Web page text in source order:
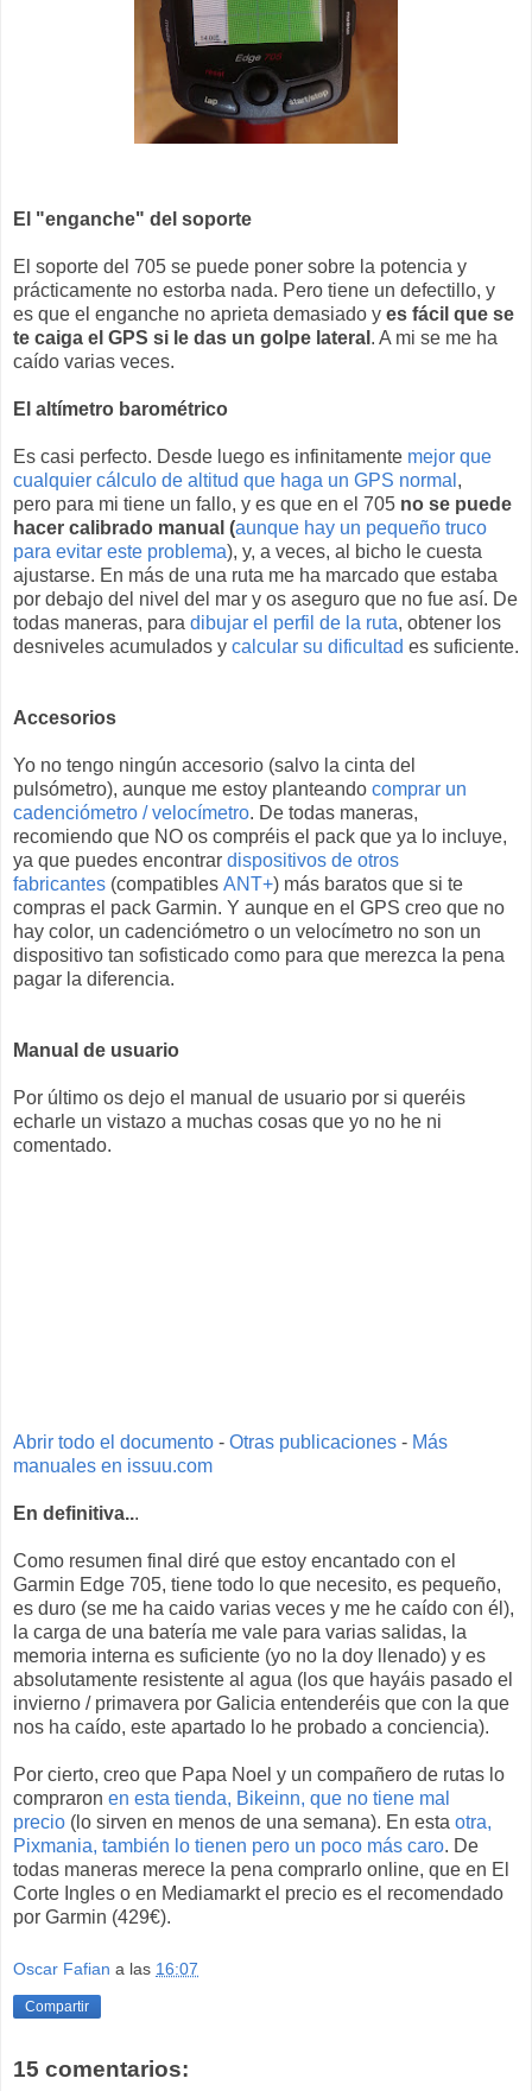
El "enganche" del soporte
El soporte del 705 se puede poner sobre la potencia y
prácticamente no estorba nada. Pero tiene un defectillo, y
es que el enganche no aprieta demasiado y es fácil que se
te caiga el GPS si le das un golpe lateral . A mi se me ha
caído varias veces.
El altímetro barométrico
Es casi perfecto. Desde luego es infinitamente mejor que
cualquier cálculo de altitud que haga un GPS normal ,
pero para mi tiene un fallo, y es que en el 705 no se puede
hacer calibrado manual (aunque hay un pequeño truco
para evitar este problema), y, a veces, al bicho le cuesta
ajustarse. En más de una ruta me ha marcado que estaba
por debajo del nivel del mar y os aseguro que no fue así. De
todas maneras, para dibujar el perfil de la ruta, obtener los
desniveles acumulados y calcular su dificultad es suficiente.
Accesorios
Yo no tengo ningún accesorio (salvo la cinta del
pulsómetro), aunque me estoy planteando comprar un
cadenciómetro / velocímetro. De todas maneras,
recomiendo que NO os compréis el pack que ya lo incluye,
ya que puedes encontrar dispositivos de otros
fabricantes (compatibles ANT+) más baratos que si te
compras el pack Garmin. Y aunque en el GPS creo que no
hay color, un cadenciómetro o un velocímetro no son un
dispositivo tan sofisticado como para que merezca la pena
pagar la diferencia.
Manual de usuario
Por último os dejo el manual de usuario por si queréis
echarle un vistazo a muchas cosas que yo no he ni
comentado.
Abrir todo el documento - Otras publicaciones - Más
manuales en issuu.com
En definitiva...
Como resumen final diré que estoy encantado con el
Garmin Edge 705, tiene todo lo que necesito, es pequeño,
es duro (se me ha caido varias veces y me he caído con él),
la carga de una batería me vale para varias salidas, la
memoria interna es suficiente (yo no la doy llenado) y es
absolutamente resistente al agua (los que hayáis pasado el
invierno / primavera por Galicia entenderéis que con la que
nos ha caído, este apartado lo he probado a conciencia).
Por cierto, creo que Papa Noel y un compañero de rutas lo
compraron en esta tienda, Bikeinn, que no tiene mal
precio (lo sirven en menos de una semana). En esta otra,
Pixmania, también lo tienen pero un poco más caro. De
todas maneras merece la pena comprarlo online, que en El
Corte Ingles o en Mediamarkt el precio es el recomendado
por Garmin (429€).
Oscar Fafian a las 16:07
Compartir
15 comentarios: